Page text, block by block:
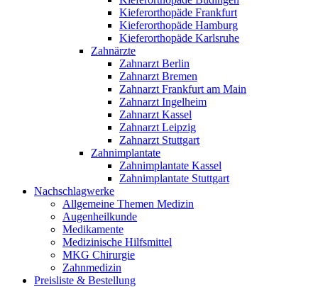
Kieferorthopäde Frankfurt
Kieferorthopäde Hamburg
Kieferorthopäde Karlsruhe
Zahnärzte
Zahnarzt Berlin
Zahnarzt Bremen
Zahnarzt Frankfurt am Main
Zahnarzt Ingelheim
Zahnarzt Kassel
Zahnarzt Leipzig
Zahnarzt Stuttgart
Zahnimplantate
Zahnimplantate Kassel
Zahnimplantate Stuttgart
Nachschlagwerke
Allgemeine Themen Medizin
Augenheilkunde
Medikamente
Medizinische Hilfsmittel
MKG Chirurgie
Zahnmedizin
Preisliste & Bestellung